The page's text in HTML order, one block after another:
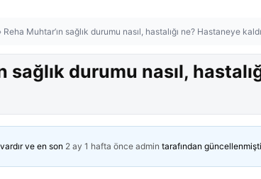
› Reha Muhtar’ın sağlık durumu nasıl, hastalığı ne? Hastaneye
sağlık durumu nasıl,
ve en son 2 ay 1 hafta önce admin tarafından